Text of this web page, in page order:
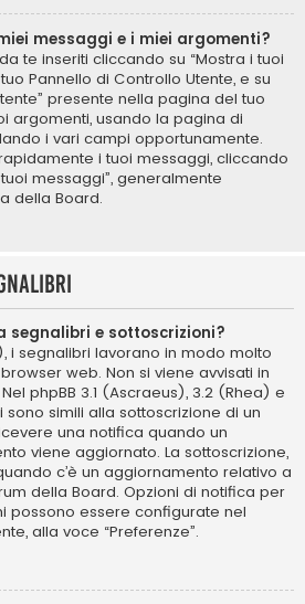
messaggi e i miei argomenti?
te inseriti cliccando su “Mostra i tuoi
Pannello di Controllo Utente, e su
presente nella pagina del tuo
argomenti, usando la pagina di
i vari campi opportunamente.
i tuoi messaggi, cliccando
messaggi”, generalmente
della Board.
segnalibri e sottoscrizioni?
i segnalibri lavorano in modo molto
web. Non si viene avvisati in
phpBB 3.1 (Ascraeus), 3.2 (Rhea) e
sono simili alla sottoscrizione di un
una notifica quando un
viene aggiornato. La sottoscrizione,
c’è un aggiornamento relativo a
della Board. Opzioni di notifica per
possono essere configurate nel
alla voce “Preferenze”.